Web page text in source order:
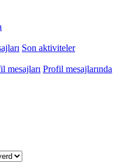
Son aktiviteler
mesajları Profil mesajlarında